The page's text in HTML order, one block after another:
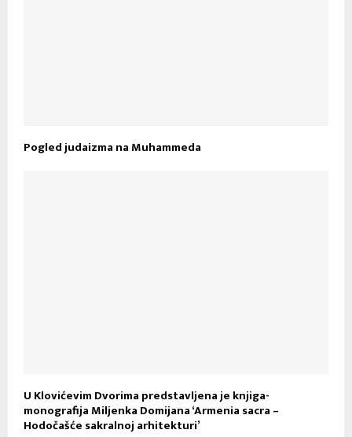
Pogled judaizma na Muhammeda
U Klovićevim Dvorima predstavljena je knjiga-
monografija Miljenka Domijana ‘Armenia sacra –
Hodočašće sakralnoj arhitekturi’